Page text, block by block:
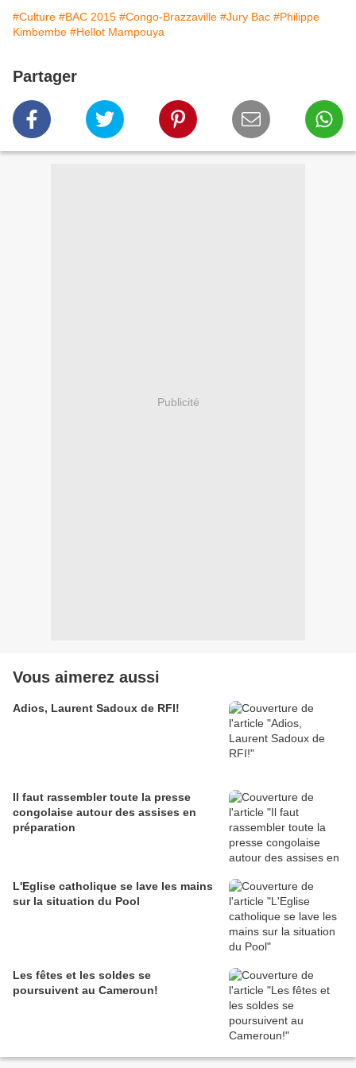
#Culture #BAC 2015 #Congo-Brazzaville #Jury Bac #Philippe
Kimbembe #Hellot Mampouya
Partager
Publicité
Vous aimerez aussi
Adios, Laurent Sadoux de RFI!
Il faut rassembler toute la presse
congolaise autour des assises en
préparation
L'Eglise catholique se lave les mains
sur la situation du Pool
Les fêtes et les soldes se
poursuivent au Cameroun!